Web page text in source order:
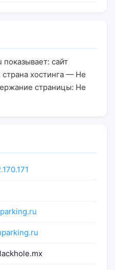
сайт
страна хостинга — Не
страницы: Не